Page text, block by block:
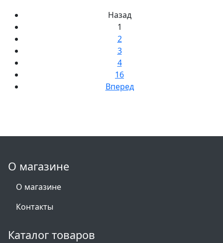
Назад
1
2
3
4
16
Вперед
О магазине
О магазине
Контакты
Каталог товаров